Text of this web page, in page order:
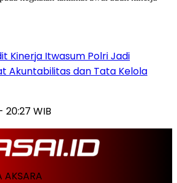
Kinerja Itwasum Polri Jadi
Akuntabilitas dan Tata Kelola
20:27 WIB
AKSARA